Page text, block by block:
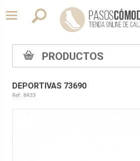
PRODUCTOS
DEPORTIVAS 73690
Ref. 8433